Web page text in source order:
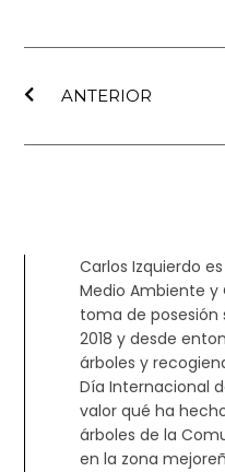
ANTERIOR
Carlos Izquierdo
Medio Ambiente y
toma de
2018 y desde
árboles y
Día Internacional
valor qué ha
árboles de la
en la zona